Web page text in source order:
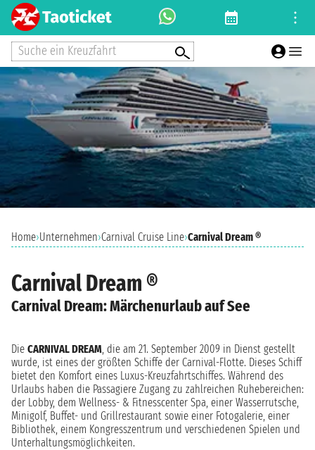
Suche ein Kreuzfahrt
Home›Unternehmen›Carnival Cruise Line›Carnival Dream ®
Carnival Dream ®
Carnival Dream: Märchenurlaub auf See
Die CARNIVAL DREAM, die am 21. September 2009 in Dienst gestellt
wurde, ist eines der größten Schiffe der Carnival-Flotte. Dieses Schiff
bietet den Komfort eines Luxus-Kreuzfahrtschiffes. Während des
Urlaubs haben die Passagiere Zugang zu zahlreichen Ruhebereichen:
der Lobby, dem Wellness- & Fitnesscenter Spa, einer Wasserrutsche,
Minigolf, Buffet- und Grillrestaurant sowie einer Fotogalerie, einer
Bibliothek, einem Kongresszentrum und verschiedenen Spielen und
Unterhaltungsmöglichkeiten.